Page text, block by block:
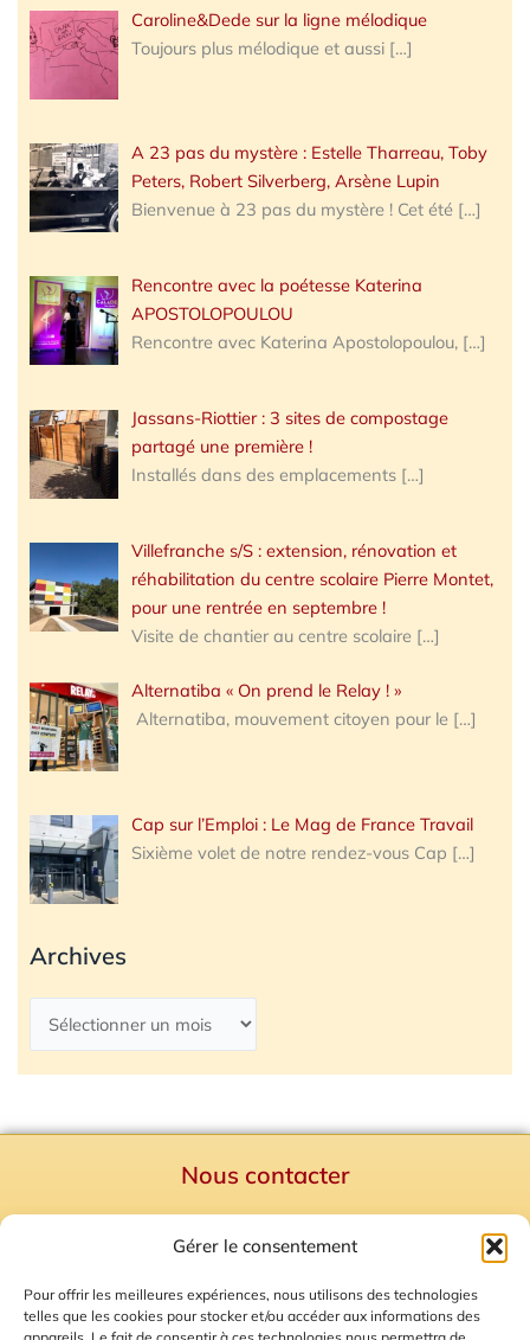
Gérer le consentement
Pour offrir les meilleures expériences, nous utilisons des technologies
telles que les cookies pour stocker et/ou accéder aux informations des
Caroline&Dede sur la ligne mélodique
Toujours plus mélodique et aussi […]
A 23 pas du mystère : Estelle Tharreau, Toby
Peters, Robert Silverberg, Arsène Lupin
Bienvenue à 23 pas du mystère ! Cet été […]
Rencontre avec la poétesse Katerina
APOSTOLOPOULOU
Rencontre avec Katerina Apostolopoulou, […]
Jassans-Riottier : 3 sites de compostage
partagé une première !
Installés dans des emplacements […]
Villefranche s/S : extension, rénovation et
réhabilitation du centre scolaire Pierre Montet,
pour une rentrée en septembre !
Visite de chantier au centre scolaire […]
Alternatiba « On prend le Relay ! »
Alternatiba, mouvement citoyen pour le […]
Cap sur l’Emploi : Le Mag de France Travail
Sixième volet de notre rendez-vous Cap […]
Archives
Nous contacter
Mentions Légales
Plan du site